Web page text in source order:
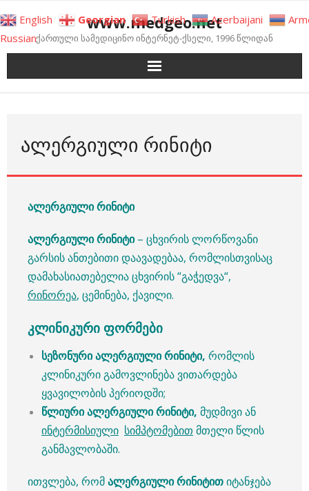
to
content
www.medgeo.net
ქართული სამედიცინო ინტერნეტ-ქსელი, 1996 წლიდან
ᲐᲚᲔᲠᲒᲘᲣᲚᲘ ᲠᲘᲜᲘᲢᲘ
ალერგიული რინიტი
ალერგიული რინიტი– ცხვირის ლორწოვანი
გარსის ანთებითი დაავადებაა, რომლისთვისაც
დამახასიათებელია ცხვირის “გაჭედვა“,
რინორეა, ცემინება, ქავილი.
კლინიკური ფორმები
სეზონური ალერგიული რინიტი, რომლის
კლინიკური გამოვლინება ვითარდება
ყვავილობის პერიოდში;
წლიური ალერგიული რინიტი, მუდმივი ან
ინტერმისიული სიმპტომებით მთელი წლის
განმავლობაში.
ითვლება, რომალერგიული რინიტითიტანჯება
English Georgian Turkish Azerbaijani
Russian